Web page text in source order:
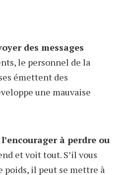
des messages
le personnel de la
émettent des
une mauvaise
à perdre ou
et voit tout. S’il vous
poids, il peut se mettre à